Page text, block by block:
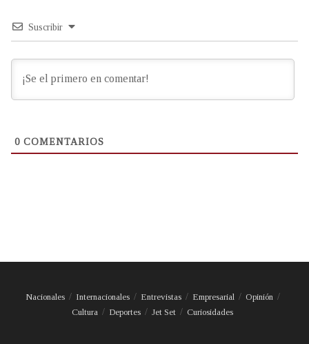
Suscribir
0 COMENTARIOS
Nacionales Internacionales Entrevistas Empresarial
Opinión
Cultura
Deportes Jet Set Curiosidades